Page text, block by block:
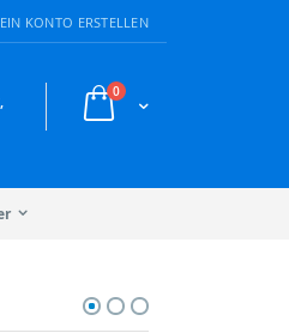
EIN KONTO ERSTELLEN
Warenkorb
0Artikel